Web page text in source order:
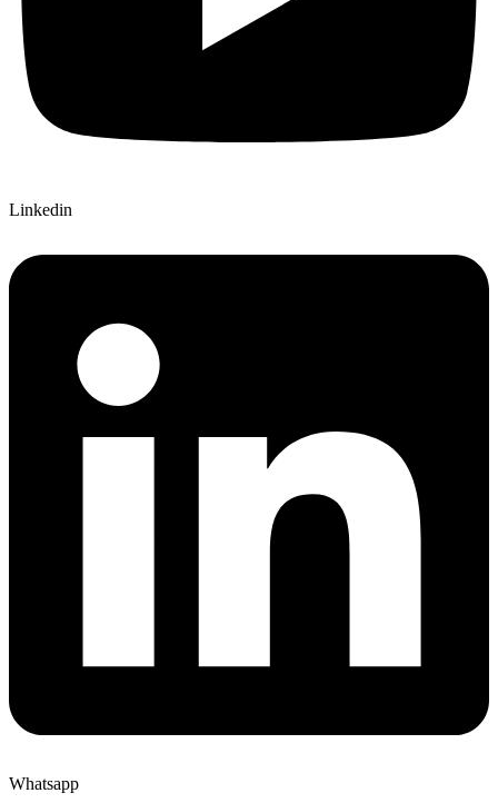
Linkedin
Whatsapp